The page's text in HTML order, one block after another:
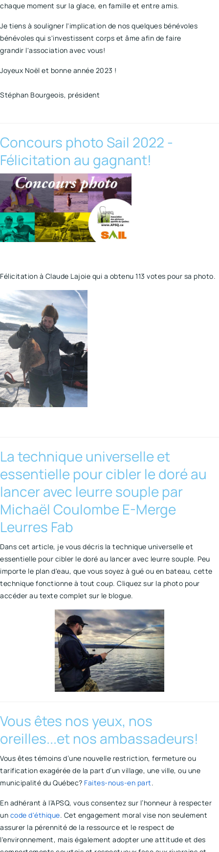
chaque moment sur la glace, en famille et entre amis.
Je tiens à souligner l'implication de nos quelques bénévoles
bénévoles qui s'investissent corps et âme afin de faire
grandir l'association avec vous!
Joyeux Noël et bonne année 2023 !
Stéphan Bourgeois, président
Concours photo Sail 2022 -
Félicitation au gagnant!
Félicitation à Claude Lajoie qui a obtenu 113 votes pour sa photo.
La technique universelle et
essentielle pour cibler le doré au
lancer avec leurre souple par
Michaël Coulombe E-Merge
Leurres Fab
Dans cet article, je vous décris la technique universelle et
essentielle pour cibler le doré au lancer avec leurre souple. Peu
importe le plan d'eau, que vous soyez à gué ou en bateau, cette
technique fonctionne à tout coup. Cliquez sur la photo pour
accéder au texte complet sur le blogue.
Vous êtes nos yeux, nos
oreilles...et nos ambassadeurs!
Vous êtes témoins d’une nouvelle restriction, fermeture ou
tarification exagérée de la part d’un village, une ville, ou une
municipalité du Québec? Faites-nous-en part.
En adhérant à l’APSQ, vous consentez sur l’honneur à respecter
un code d'éthique. Cet engagement moral vise non seulement
assurer la pérennité de la ressource et le respect de
l'environnement, mais également adopter une attitude et des